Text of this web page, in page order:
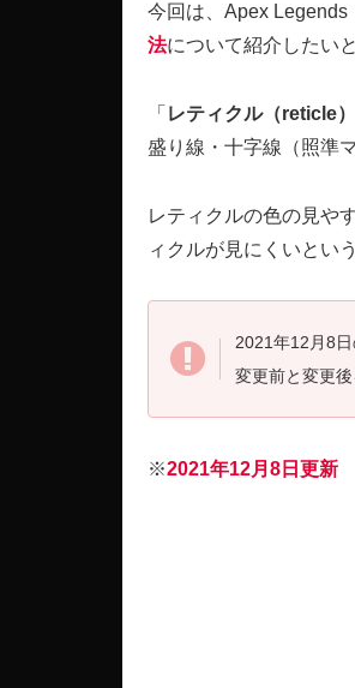
今回は、Apex
法について紹介したい
「 レティクル（reticle）
盛り線・十字線（照準
レティクルの色の見や
ィクルが見にくいとい
2021年12月8
変更前と変更後
※2021年12月8日更新